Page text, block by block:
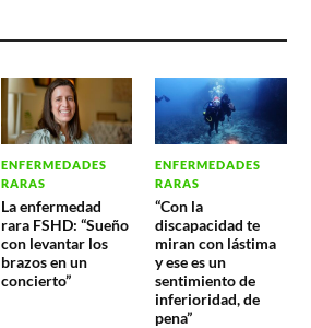
ENFERMEDADES
RARAS
La enfermedad
rara FSHD: “Sueño
con levantar los
brazos en un
concierto”
ENFERMEDADES
RARAS
“Con la
discapacidad te
miran con lástima
y ese es un
sentimiento de
inferioridad, de
pena”